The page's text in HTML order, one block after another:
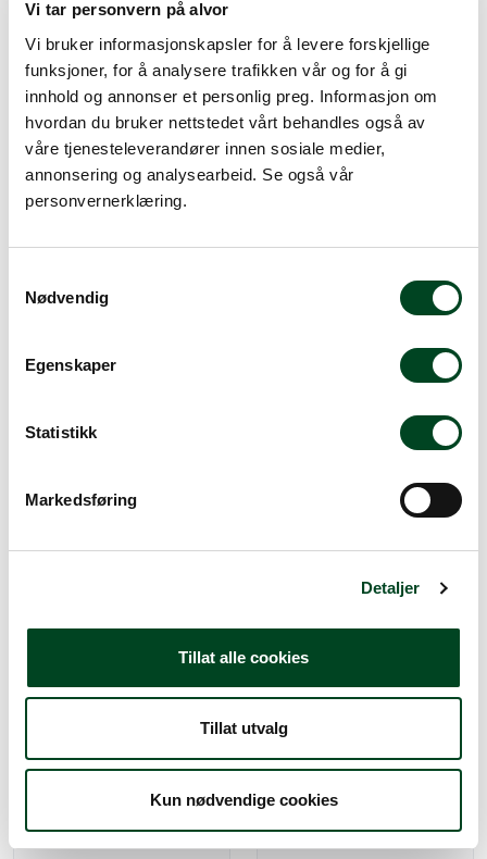
Vi tar personvern på alvor
Vi bruker informasjonskapsler for å levere forskjellige
funksjoner, for å analysere trafikken vår og for å gi
innhold og annonser et personlig preg. Informasjon om
hvordan du bruker nettstedet vårt behandles også av
våre tjenesteleverandører innen sosiale medier,
annonsering og analysearbeid. Se også vår
personvernerklæring.
Nødvendig
Egenskaper
Statistikk
Markedsføring
Detaljer
Tillat alle cookies
Tillat utvalg
Kun nødvendige cookies
NB! diameter på bunnen er 12 cm. For mange er ikke
dette et problem, men noen induksjonstopper kan ikke
ha kjeler med så liten diameter. Dette kan du
undersøke i koketoppens brukerveiledning.
cm 6,7L
cm 2,5L